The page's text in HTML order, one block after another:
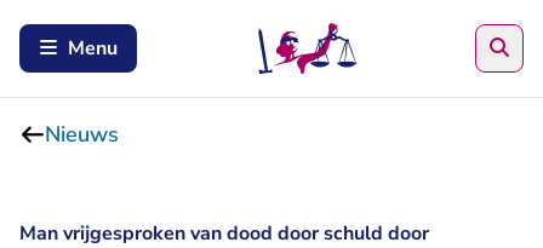
Menu
Nieuws
Man vrijgesproken van dood door schuld door